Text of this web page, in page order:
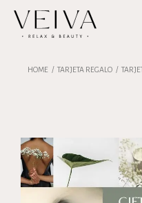
HOME TARJETA REGALO